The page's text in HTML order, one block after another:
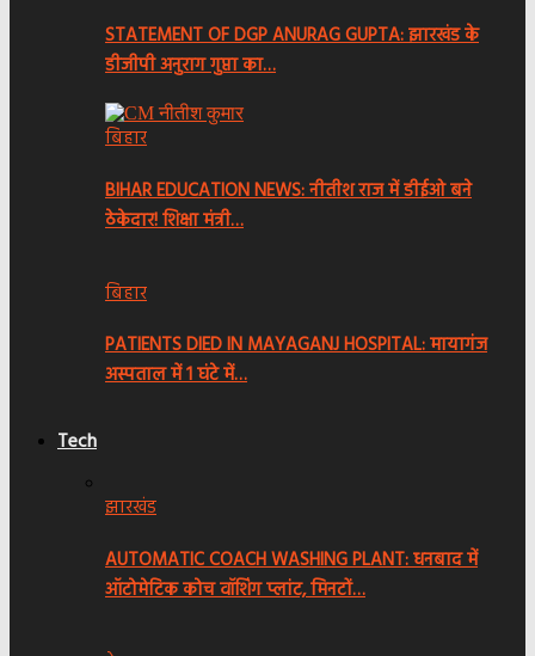
STATEMENT OF DGP ANURAG GUPTA: झारखंड के
डीजीपी अनुराग गुप्ता का…
बिहार
BIHAR EDUCATION NEWS: नीतीश राज में डीईओ बने
ठेकेदार! शिक्षा मंत्री…
बिहार
PATIENTS DIED IN MAYAGANJ HOSPITAL: मायागंज
अस्पताल में 1 घंटे में…
Tech
झारखंड
AUTOMATIC COACH WASHING PLANT: धनबाद में
ऑटोमेटिक कोच वॉशिंग प्लांट, मिनटों…